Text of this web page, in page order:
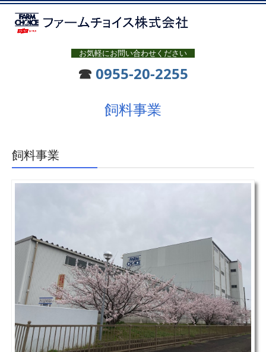
お気軽にお問い合わせください
☎ 0955-20-2255
飼料事業
飼料事業